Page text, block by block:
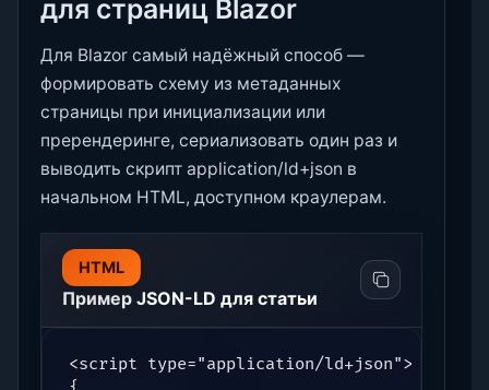
для страниц Blazor
Для Blazor самый надёжный способ —
формировать схему из метаданных
страницы при инициализации или
пререндеринге, сериализовать один раз и
выводить скрипт application/ld+json в
начальном HTML, доступном краулерам.
HTML
Пример JSON-LD для статьи
<script type="application/ld+json">